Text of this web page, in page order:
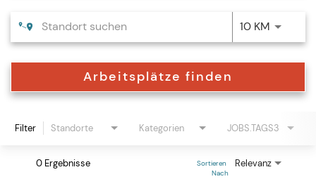
10 KM
Arbeitsplätze finden
Filter Standorte Kategorien JOBS.TAGS3
0 Ergebnisse Relevanz
Sortieren
Nach